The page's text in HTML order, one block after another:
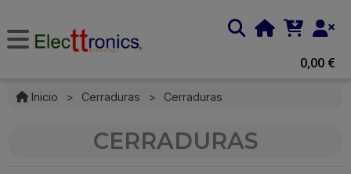
0,00 €
Inicio > Cerraduras > Cerraduras
CERRADURAS